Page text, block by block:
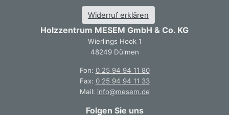
GrojaSolid Grande Einzelprofil 1,9x25,3x180 Bi-Color
GrojaSolid Grande Einzelprofil 1,9x25,3x180 walnuss
GrojaSolid Grande Einzelprofil 1,9x25,3x180cm grau
steingrau co-extrudiert
GrojaSolid Grande Einzelprofil 24x180 braun-anthrazit
Widerruf erklären
Holzzentrum MESEM GmbH & Co. KG
Wierlings Hook 1
48249 Dülmen
Fon: 0 25 94 94 11 80
Fax: 0 25 94 94 11 33
Mail: info@mesem.de
Folgen Sie uns